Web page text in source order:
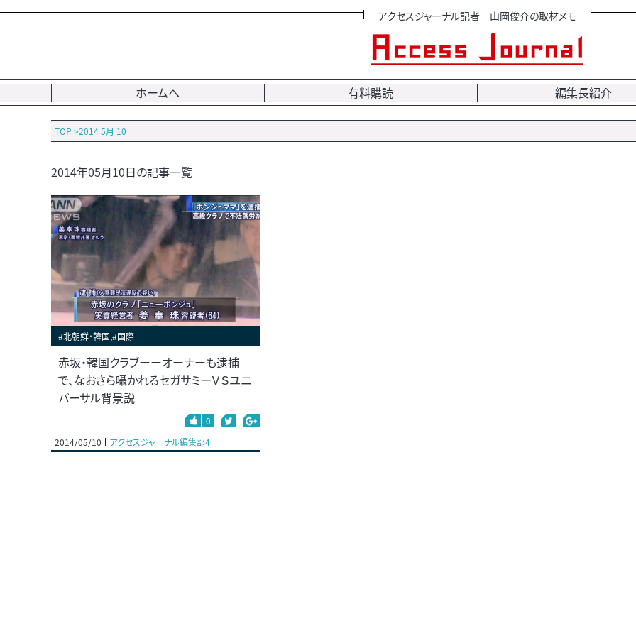
アクセスジャーナル記者 山岡俊介の取材メモ
ホームへ 有料購読 編集長紹介
TOP >2014 5月 10
2014年05月10日の記事一覧
#北朝鮮・韓国,#国際
赤坂・韓国クラブーーオーナーも逮捕
で、なおさら囁かれるセガサミーＶＳユニ
バーサル背景説
0
2014/05/10
アクセスジャーナル編集部4